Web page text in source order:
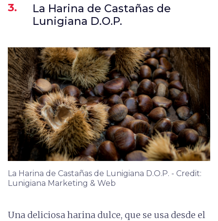
3.
La Harina de Castañas de
Lunigiana D.O.P.
La Harina de Castañas de Lunigiana D.O.P. - Credit:
Lunigiana Marketing & Web
Una deliciosa harina dulce, que se usa desde el